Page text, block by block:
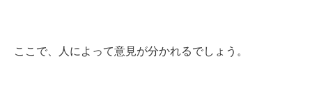
ここで、人によって意見が分かれるでしょう。